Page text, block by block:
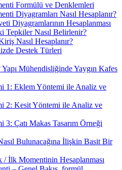
Formülü ve Denklemleri
Diyagramları Nasıl Hesaplanır?
Diyagramlarının Hesaplanması
Tepkiler Nasıl Belirlenir?
Nasıl Hesaplanır?
Destek Türleri
Mühendisliğinde Yaygın Kafes
1: Eklem Yöntemi ile Analiz ve
2: Kesit Yöntemi ile Analiz ve
3: Çatı Makas Tasarım Örneği
Bulunacağına İlişkin Basit Bir
/ İlk Momentinin Hesaplanması